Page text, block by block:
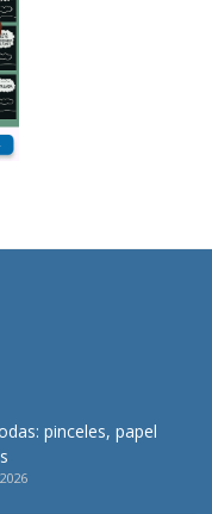
pinceles, papel